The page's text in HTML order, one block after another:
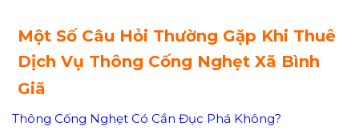
Một Số Câu Hỏi Thường Gặp Khi Thuê
Dịch Vụ Thông Cống Nghẹt Xã Bình
Giã
Thông Cống Nghẹt Có Cần Đục Phá Không?